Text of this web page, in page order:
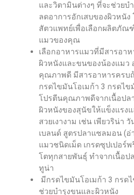
และวิตามินต่างๆ ที่จะช่วยบ
ลดอาการอักเสบของผิวหนัง
สัตวแพทย์เพื่อเลือกผลิตภัณ
แมวของคุณ
เลือกอาหารแมวที่มีสารอา
ผิวหนังและขนของน้องแมว
คุณภาพดี มีสารอาหารครบ
กรดไขมันโอเมก้า 3 กรดไข
โปรตีนคุณภาพดีจากเนื้อปล
ผิวหนังของสุนัขให้แข็งแรง
สวยเงางาม เช่น เพียวริน่า
เบลนด์ สูตรปลาแซลมอน (อ่
แมวชนิดเม็ด เกรดซุปเปอร์
โตทุกสายพันธุ์ ทำจากเนื้อป
ทูน่า
มีกรดไขมันโอเมก้า 3 กรด
ช่วยบำรุงขนและผิวหนัง